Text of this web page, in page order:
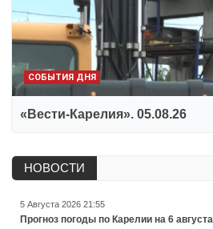
СОБЫТИЯ ДНЯ
«Вести-Карелия». 05.08.26
НОВОСТИ
5 Августа 2026 21:55
Прогноз погоды по Карелии на 6 августа